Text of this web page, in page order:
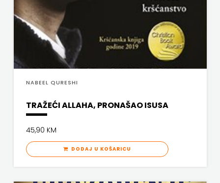
FREE
HNŽ
V.B.Z.
VERBUM
PALABRA
NABEEL QURESHI
TRAŽEĆI ALLAHA, PRONAŠAO ISUSA
45,90 KM
DODAJ U KOŠARICU